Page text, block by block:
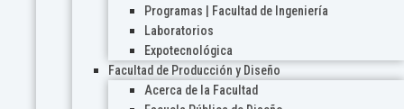
Programas | Facultad de Ingeniería
Laboratorios
Expotecnológica
Facultad de Producción y Diseño
Acerca de la Facultad